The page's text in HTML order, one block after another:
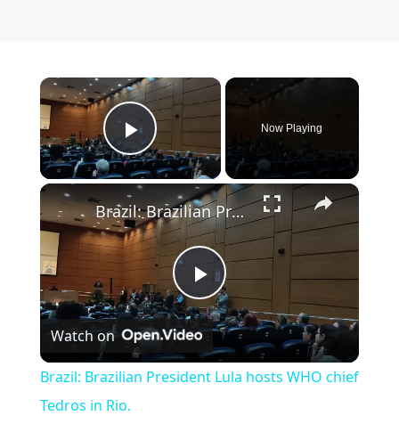
×
Play Video
Now Playing
×
Play Video
Brazil: Brazilian President Lula hosts WHO chief Tedros in Rio.
Watch on
Brazil: Brazilian President Lula hosts WHO chief
Tedros in Rio.